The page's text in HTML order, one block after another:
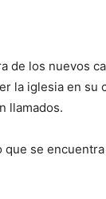
de los nuevos
la iglesia en su
llamados.
que se